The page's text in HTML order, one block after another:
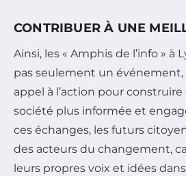
CONTRIBUER À UNE
Ainsi, les « Amphis de l’info »
pas seulement un
appel à l’action pour
société plus informée et
ces échanges, les futurs
des acteurs du changement,
leurs propres voix et idées